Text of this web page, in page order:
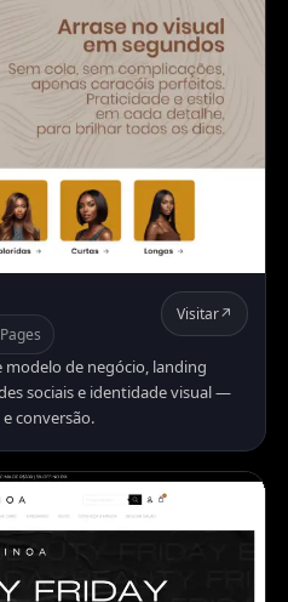
Visitar↗
de negócio, landing
sociais e identidade visual —
conversão.